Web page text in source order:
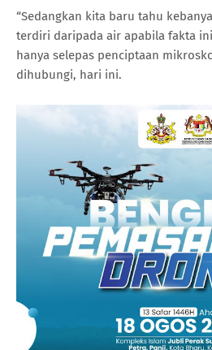
“Sedangkan kita baru tahu
terdiri daripada air apabila fakta
hanya selepas penciptaan
dihubungi, hari ini.